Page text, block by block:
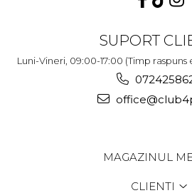
SUPORT
Luni-Vineri, 09:00-17:00 (Timp
MAGAZINUL
CLIENTI